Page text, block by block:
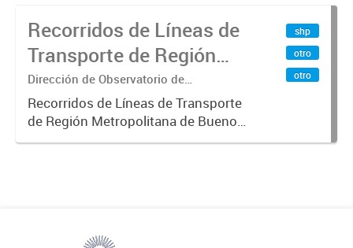
01/01/2013 hasta 30/06/2019 para
líneas de transporte urbano...
Recorridos de Líneas de
Transporte de Región
Metropolitana de
Buenos Aires (RMBA)
Dirección de Observatorio de
Transporte, Estudio y Sistemas
Recorridos de Líneas de Transporte
de Región Metropolitana de Buenos
Aires (RMBA).-
shp
otro
otro